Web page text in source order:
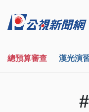
總預算審查 漢光演